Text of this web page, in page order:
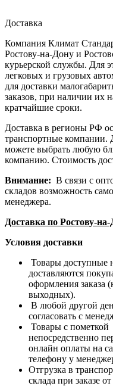
Доставка
Компания Климат
Ростову-на-Дону и
курьерской службы. Для
легковых и грузовых
для доставки
заказов, при наличии их
кратчайшие сроки.
Доставка в регионы РФ
транспортные компании.
можете выбрать любую
компанию. Стоимость
Внимание: В связи с
складов возможность
менеджера.
Доставка по Ростову-
Условия доставки
Товары доступные
доставляются
оформления заказа
выходных).
В любой другой
согласовать с
Товары с
непосредственно
онлайн оплаты на
телефону у
Отгрузка в
склада при заказе